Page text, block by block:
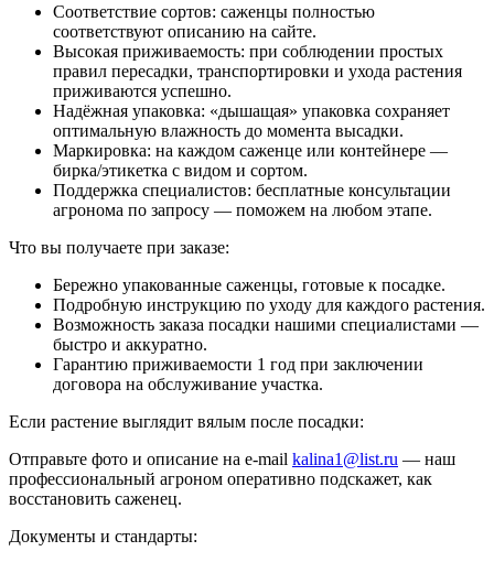
Соответствие сортов: саженцы полностью
соответствуют описанию на сайте.
Высокая приживаемость: при соблюдении простых
правил пересадки, транспортировки и ухода растения
приживаются успешно.
Надёжная упаковка: «дышащая» упаковка сохраняет
оптимальную влажность до момента высадки.
Маркировка: на каждом саженце или контейнере —
бирка/этикетка с видом и сортом.
Поддержка специалистов: бесплатные консультации
агронома по запросу — поможем на любом этапе.
Что вы получаете при заказе:
Бережно упакованные саженцы, готовые к посадке.
Подробную инструкцию по уходу для каждого растения.
Возможность заказа посадки нашими специалистами —
быстро и аккуратно.
Гарантию приживаемости 1 год при заключении
договора на обслуживание участка.
Если растение выглядит вялым после посадки:
Отправьте фото и описание на e-mail kalina1@list.ru — наш
профессиональный агроном оперативно подскажет, как
восстановить саженец.
Документы и стандарты: